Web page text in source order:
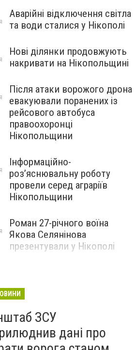
Аварійні відключення світла
та води сталися у Нікополі
Нові ділянки продовжують
накривати на Нікопольщині
Після атаки ворожого дрона
евакуювали поранених із
рейсового автобуса
правоохоронці
Нікопольщини
Інформаційно-
роз’яснювальну роботу
провели серед аграріїв
Нікопольщини
Роман 27-річного воїна
Якова Селянінова
презентували у Нікополі
ЗСУ
дані про